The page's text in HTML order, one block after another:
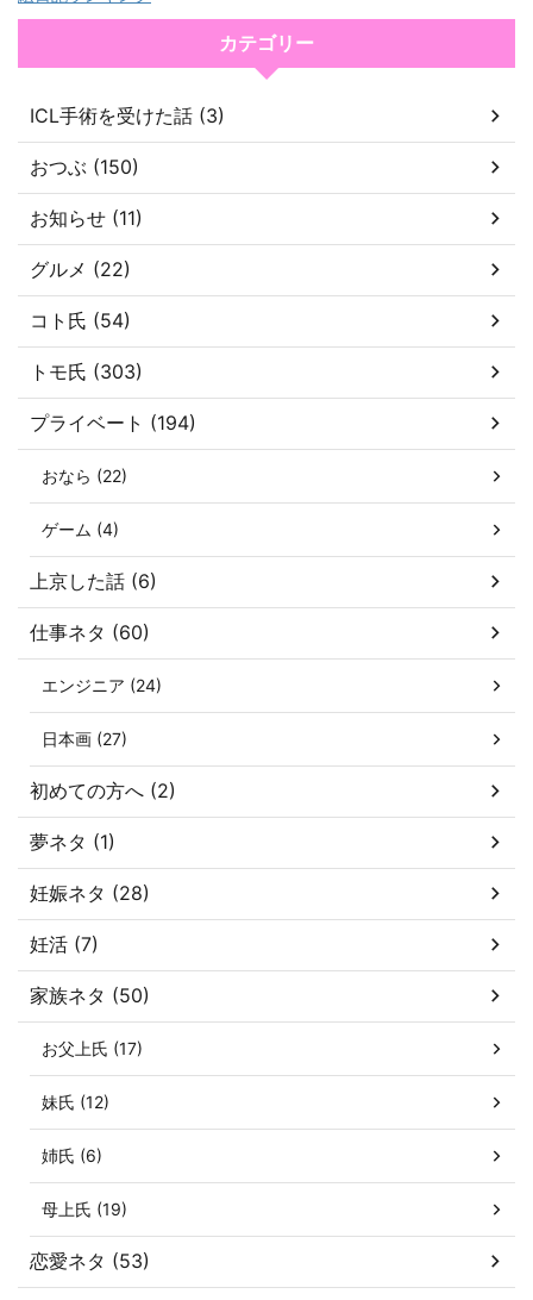
カテゴリー
ICL手術を受けた話 (3)
おつぶ (150)
お知らせ (11)
グルメ (22)
コト氏 (54)
トモ氏 (303)
プライベート (194)
おなら (22)
ゲーム (4)
上京した話 (6)
仕事ネタ (60)
エンジニア (24)
日本画 (27)
初めての方へ (2)
夢ネタ (1)
妊娠ネタ (28)
妊活 (7)
家族ネタ (50)
お父上氏 (17)
妹氏 (12)
姉氏 (6)
母上氏 (19)
恋愛ネタ (53)